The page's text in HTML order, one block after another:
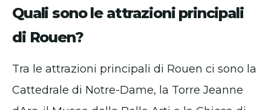
Quali sono le attrazioni principali
di Rouen?
Tra le attrazioni principali di Rouen ci sono la
Cattedrale di Notre-Dame, la Torre Jeanne